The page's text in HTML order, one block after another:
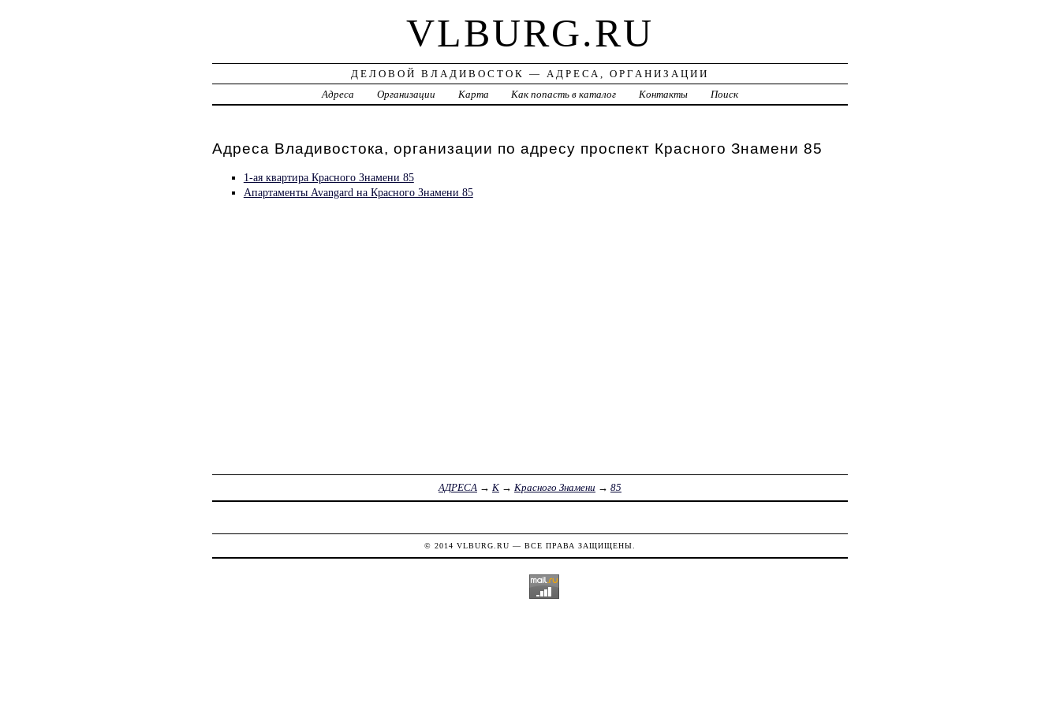
VLBURG.RU
ДЕЛОВОЙ ВЛАДИВОСТОК — АДРЕСА, ОРГАНИЗАЦИИ
Адреса
Организации Карта Как попасть в каталог Контакты Поиск
Адреса Владивостока, организации по адресу проспект Красного Знамени 85
1-ая квартира Красного Знамени 85
Апартаменты Avangard на Красного Знамени 85
АДРЕСА→ К→ Красного Знамени → 85
© 2014 VLBURG.RU — ВСЕ ПРАВА ЗАЩИЩЕНЫ.